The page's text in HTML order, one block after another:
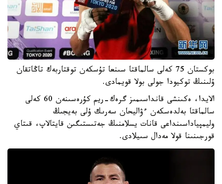
بوكستان 75 كەلى سالماقتا سىنعا تۇسكەن توقتاربەك تاڭاتقان
ۇلىنىڭ توكيودا جولى بولا قويمادى.
الايدا، ەكىنشى قانداسىمىز گرەك-ريم كۇرەسىنەن 60 كەلى
سالماقتا بەلدەسكەن ءۋاليحان سەرىك ۇلى بەيجىڭ
وليمپياداسىنداعى قانات يسلامنىڭ جەتىستىگىن قايتالاپ، قىتاي
قورجىنىنا قولا مەدال سىيلادى.